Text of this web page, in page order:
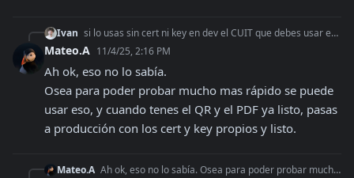
Ivan si lo usas sin cert ni key en dev el CUIT que debes usar es 20409378472
Mateo.A 11/4/25, 2:16 PM
Ah ok, eso no lo sabía.
Osea para poder probar mucho mas rápido se puede
usar eso, y cuando tenes el QR y el PDF ya listo, pasas
a producción con los cert y key propios y listo.
Mateo.A Ah ok, eso no lo sabía. Osea para poder probar mucho mas rápido se puede usar eso, y cuando tenes el QR y el PDF ya listo, pasas a producción con los cert y key